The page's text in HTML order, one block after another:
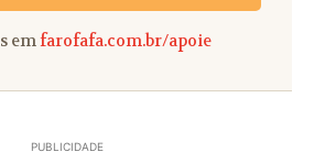
emfarofafa.com.br/apoie
PUBLICIDADE